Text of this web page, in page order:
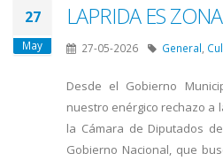
27
May
LAPRIDA ES
27-05-2026 General
Desde el Gobierno
nuestro enérgico rechazo a
la Cámara de Diputados
Gobierno Nacional, que